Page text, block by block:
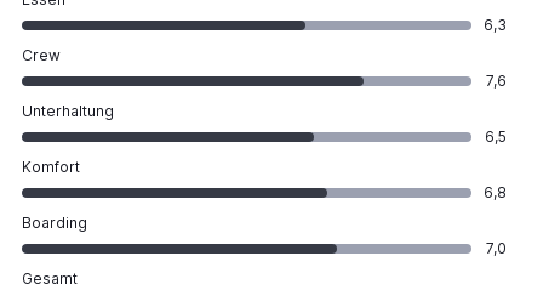
6,3
Crew
7,6
Unterhaltung
6,5
Komfort
6,8
Boarding
7,0
Gesamt